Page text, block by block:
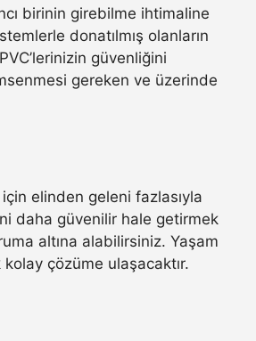
birinin girebilme ihtimaline
donatılmış olanların
güvenliğini
gereken ve üzerinde
elinden geleni fazlasıyla
daha güvenilir hale getirmek
altına alabilirsiniz. Yaşam
çözüme ulaşacaktır.